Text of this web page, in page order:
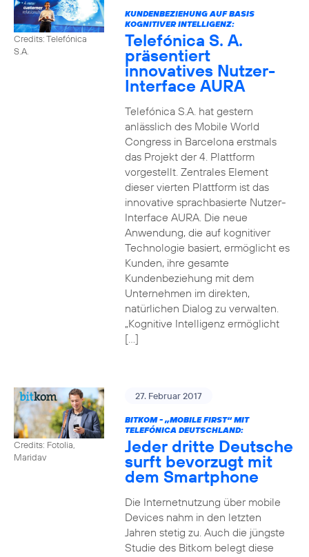
Credits: Telefónica
S.A.
KUNDENBEZIEHUNG AUF BASIS
KOGNITIVER INTELLIGENZ:
Telefónica S. A.
präsentiert
innovatives Nutzer-
Interface AURA
Telefónica S.A. hat gestern
anlässlich des Mobile World
Congress in Barcelona erstmals
das Projekt der 4. Plattform
vorgestellt. Zentrales Element
dieser vierten Plattform ist das
innovative sprachbasierte Nutzer-
Interface AURA. Die neue
Anwendung, die auf kognitiver
Technologie basiert, ermöglicht es
Kunden, ihre gesamte
Kundenbeziehung mit dem
Unternehmen im direkten,
natürlichen Dialog zu verwalten.
„Kognitive Intelligenz ermöglicht
[…]
Credits: Fotolia,
Maridav
27. Februar 2017
BITKOM - „MOBILE FIRST“ MIT
TELEFÓNICA DEUTSCHLAND:
Jeder dritte Deutsche
surft bevorzugt mit
dem Smartphone
Die Internetnutzung über mobile
Devices nahm in den letzten
Jahren stetig zu. Auch die jüngste
Studie des Bitkom belegt diese